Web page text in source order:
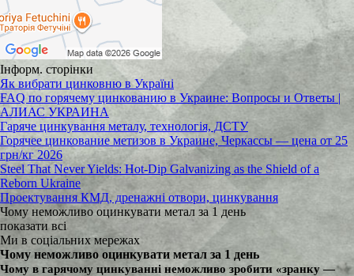
Інформ. сторінки
Як вибрати цинковню в Україні
FAQ по горячему цинкованию в Украине: Вопросы и Ответы |
АЛИАС УКРАИНА
Гаряче цинкування металу, технологія, ДСТУ
Горячее цинкование метизов в Украине, Черкассы — цена от 25
грн/кг 2026
Steel That Never Yields: Hot-Dip Galvanizing as the Shield of a
Reborn Ukraine
Проектування КМД, дренажні отвори, цинкування
Чому неможливо оцинкувати метал за 1 день
показати всі
Ми в соціальних мережах
Чому неможливо оцинкувати метал за 1 день
Чому в гарячому цинкуванні неможливо зробити «зранку —